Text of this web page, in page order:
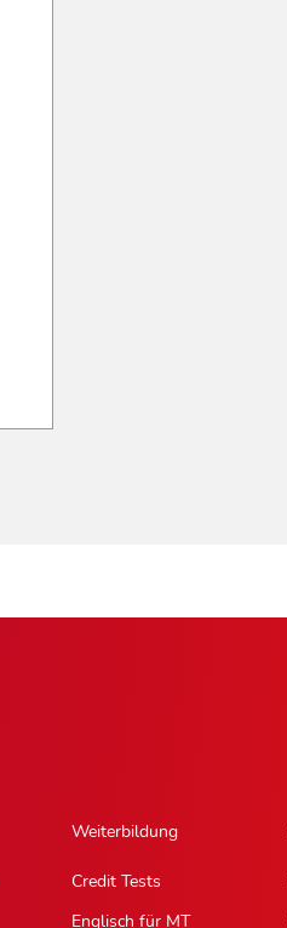
Weiterbildung
Credit Tests
Englisch für MT